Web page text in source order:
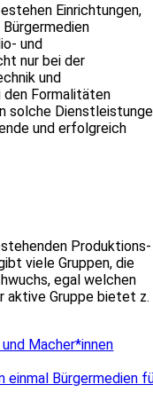
Einrichtungen,
und
nur bei der
und
den Formalitäten
solche
und erfolgreich
Produktions-
viele Gruppen, die
egal welchen
aktive Gruppe bietet z.
Macher*innen
einmal Bürgermedien